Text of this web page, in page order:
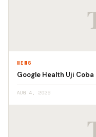
NEWS
Google Health Uji
AUG 4, 2026